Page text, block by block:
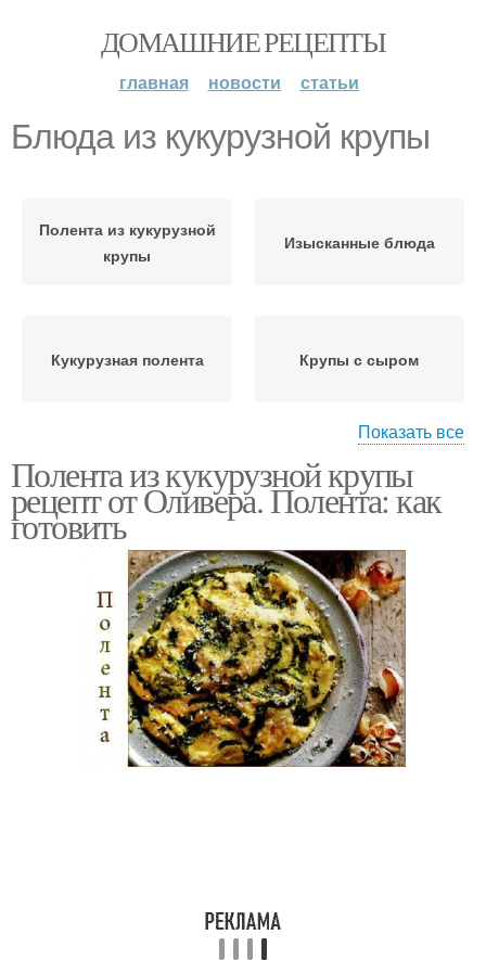
ДОМАШНИЕ РЕЦЕПТЫ
главная новости статьи
Блюда из кукурузной крупы
Полента из кукурузной
крупы
Изысканные блюда
Кукурузная полента Крупы с сыром
крупы
полента из кукурузной
крупы
Показать все
Полента из кукурузной крупы
рецепт от Оливера. Полента: как
готовить